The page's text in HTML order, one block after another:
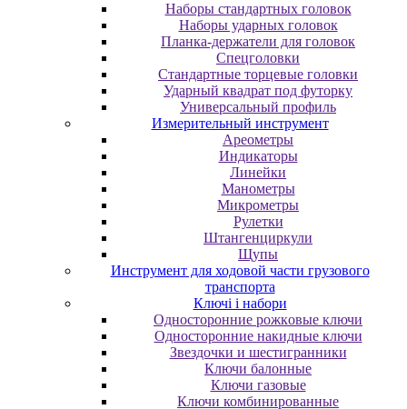
Наборы стандартных головок
Наборы ударных головок
Планка-держатели для головок
Спецголовки
Стандартные торцевые головки
Ударный квадрат под футорку
Универсальный профиль
Измерительный инструмент
Ареометры
Индикаторы
Линейки
Манометры
Микрометры
Рулетки
Штангенциркули
Щупы
Инструмент для ходовой части грузового
транспорта
Ключі і набори
Oднocтopoнниe poжкoвыe ключи
Oднocтopoнниe нaкидныe ключи
Звездочки и шестигранники
Ключи балонные
Ключи газовые
Ключи комбинированные